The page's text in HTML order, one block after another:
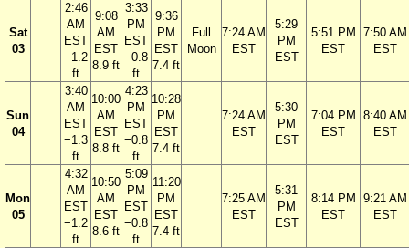
Sat
03
2:46
AM
EST
−1.2
ft
9:08
AM
EST
8.9 ft
3:33
PM
EST
−0.8
ft
9:36
PM
EST
7.4 ft
Full
Moon
7:24 AM
EST
5:29
PM
EST
5:51 PM
EST
7:50 AM
EST
Sun
04
3:40
AM
EST
−1.3
ft
10:00
AM
EST
8.8 ft
4:23
PM
EST
−0.8
ft
10:28
PM
EST
7.4 ft
7:24 AM
EST
5:30
PM
EST
7:04 PM
EST
8:40 AM
EST
Mon
05
4:32
AM
EST
−1.2
ft
10:50
AM
EST
8.6 ft
5:09
PM
EST
−0.8
ft
11:20
PM
EST
7.4 ft
7:25 AM
EST
5:31
PM
EST
8:14 PM
EST
9:21 AM
EST